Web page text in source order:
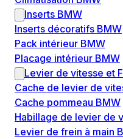
Inserts BMW
Inserts décoratifs BMW
Pack intérieur BMW
Placage intérieur BMW
Levier de vitesse et
Cache de levier de
Cache pommeau BMW
Habillage de levier de
Levier de frein à main